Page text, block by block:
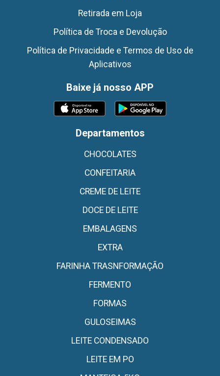
Retirada em Loja
Política de Troca e Devolução
Política de Privacidade e Termos de Uso de
Aplicativos
Baixe já nosso APP
Departamentos
CHOCOLATES
CONFEITARIA
CREME DE LEITE
DOCE DE LEITE
EMBALAGENS
EXTRA
FARINHA TRASNFORMAÇÃO
FERMENTO
FORMAS
GULOSEIMAS
LEITE CONDENSADO
LEITE EM PO